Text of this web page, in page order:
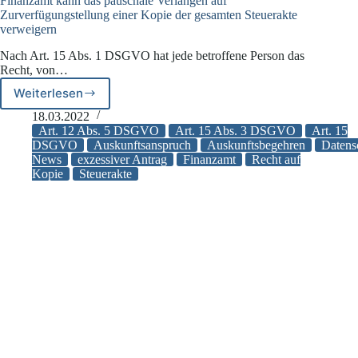
Zurverfügungstellung einer Kopie der gesamten Steuerakte
verweigern
Nach Art. 15 Abs. 1 DSGVO hat jede betroffene Person das
Recht, von…
Weiterlesen
Finanzamt
kann
das
pauschale
Verlangen
auf
18.03.2022
Art. 12 Abs. 5 DSGVO
Art. 15 Abs. 3 DSGVO
Art. 15
DSGVO
Auskunftsanspruch Auskunftsbegehren
News
exzessiver Antrag Finanzamt
Recht auf
Kopie
Steuerakte